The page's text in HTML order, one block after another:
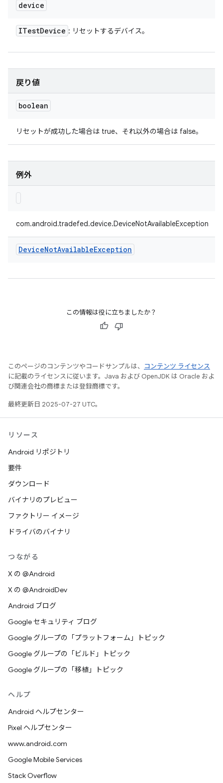
device
ITestDevice : リセットするデバイス。
戻り値
boolean
リセットが成功した場合は true、それ以外の場合は false。
例外
com.android.tradefed.device.DeviceNotAvailableException
DeviceNotAvailableException
この情報は役に立ちましたか？
このページのコンテンツやコードサンプルは、
コンテンツ ライセンス
に記載のライセンスに従います。Java および OpenJDK は Oracle およ
び関連会社の商標または登録商標です。
最終更新日 2025-07-27 UTC。
リソース
Android リポジトリ
要件
ダウンロード
バイナリのプレビュー
ファクトリー イメージ
ドライバのバイナリ
つながる
X の @Android
X の @AndroidDev
Android ブログ
Google セキュリティ ブログ
Google グループの「プラットフォーム」トピック
Google グループの「ビルド」トピック
Google グループの「移植」トピック
ヘルプ
Android ヘルプセンター
Pixel ヘルプセンター
www.android.com
Google Mobile Services
Stack Overflow